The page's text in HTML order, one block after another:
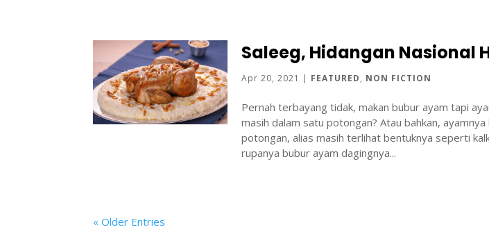
Saleeg, Hidangan Nasional
Apr 20, 2021 | FEATURED, NON FICTION
Pernah terbayang tidak, makan bubur ayam tapi
masih dalam satu potongan? Atau bahkan,
potongan, alias masih terlihat bentuknya seperti
rupanya bubur ayam dagingnya...
« Older Entries